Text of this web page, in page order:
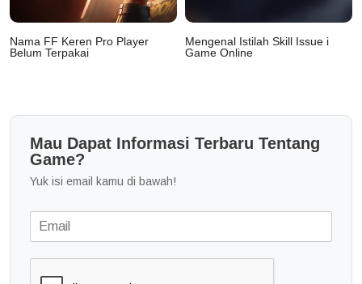
Nama FF Keren Pro Player
Belum Terpakai
Mengenal Istilah Skill Issue i
Game Online
Mau Dapat Informasi Terbaru Tentang
Game?
Yuk isi email kamu di bawah!